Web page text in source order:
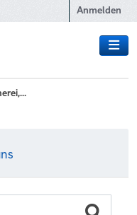
Anmelden